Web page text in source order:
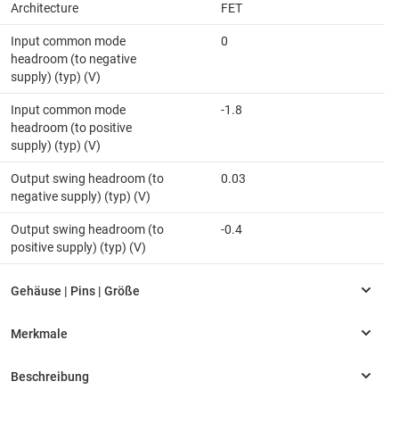
Architecture FET
Input common mode
headroom (to negative
supply) (typ) (V)
0
Input common mode
headroom (to positive
supply) (typ) (V)
-1.8
Output swing headroom (to
negative supply) (typ) (V)
0.03
Output swing headroom (to
positive supply) (typ) (V)
-0.4